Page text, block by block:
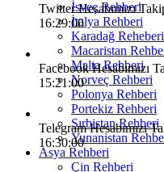
İsveç Rehberi
İtalya Rehberi
Karadağ Reheberi
Macaristan
Malta Rehberi
Norveç Rehberi
Polonya Rehberi
Portekiz Rehberi
Sırbistan Rehberi
Yunanistan
Asya Rehberi
Çin Rehberi
Twitter Hesabımızı
16:29:00
Facebook Hesabımızı
15:21:00
Telegram Hesabımızı
16:30:00